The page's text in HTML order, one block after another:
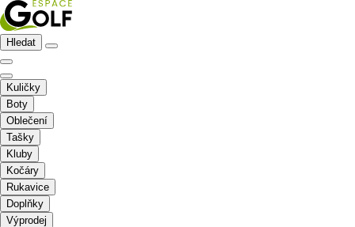
Hledat
Kuličky
Boty
Oblečení
Tašky
Kluby
Kočáry
Rukavice
Doplňky
Výprodej